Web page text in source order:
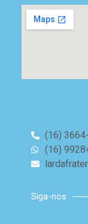
(16)
(16)
Siga-nos